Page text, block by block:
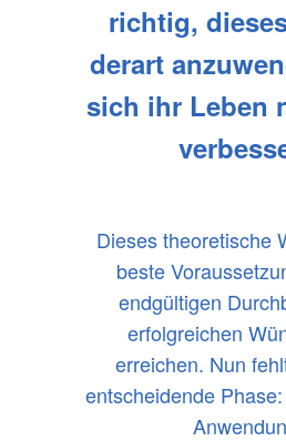
richtig,
derart
sich ihr Leben
Dieses theoretische
beste
endgültigen
erfolgreichen
erreichen. Nun
entscheidende